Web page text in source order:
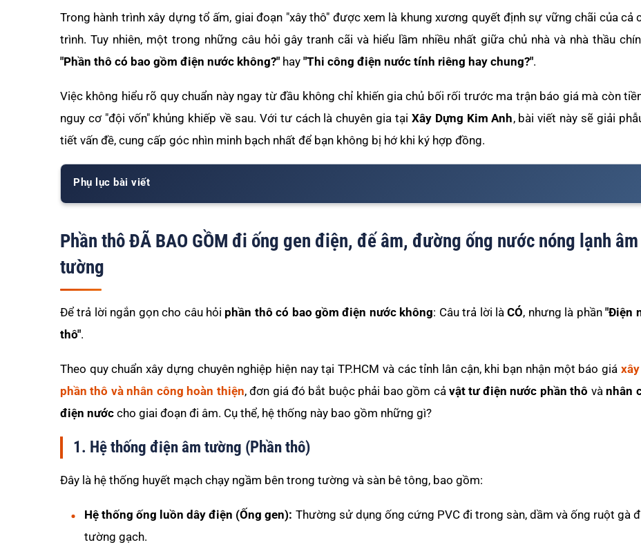
Trong hành trình xây dựng tổ ấm, giai đoạn "xây thô" được xem là khung xương quyết định sự vững chãi của cả
trình. Tuy nhiên, một trong những câu hỏi gây tranh cãi và hiểu lầm nhiều nhất giữa chủ nhà và nhà thầu
"Phần thô có bao gồm điện nước không?" hay "Thi công điện nước tính riêng hay chung?".
Việc không hiểu rõ quy chuẩn này ngay từ đầu không chỉ khiến gia chủ bối rối trước ma trận báo giá mà còn
nguy cơ "đội vốn" khủng khiếp về sau. Với tư cách là chuyên gia tại Xây Dựng Kim Anh, bài viết này sẽ giải
tiết vấn đề, cung cấp góc nhìn minh bạch nhất để bạn không bị hớ khi ký hợp đồng.
Phụ lục bài viết
Phần thô ĐÃ BAO GỒM đi ống gen điện, đế âm, đường ống nước nóng lạnh âm
tường
Để trả lời ngắn gọn cho câu hỏi phần thô có bao gồm điện nước không: Câu trả lời làCÓ, nhưng là phần"Điện
thô".
Theo quy chuẩn xây dựng chuyên nghiệp hiện nay tại TP.HCM và các tỉnh lân cận, khi bạn nhận một báo giá
phần thô và nhân công hoàn thiện, đơn giá đó bắt buộc phải bao gồm cả vật tư điện nước phần thô vànhân
điện nước cho giai đoạn đi âm. Cụ thể, hệ thống này bao gồm những gì?
1. Hệ thống điện âm tường (Phần thô)
Đây là hệ thống huyết mạch chạy ngầm bên trong tường và sàn bê tông, bao gồm:
Hệ thống ống luồn dây điện (Ống gen): Thường sử dụng ống cứng PVC đi trong sàn, dầm và ống ruột gà
tường gạch.